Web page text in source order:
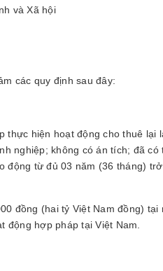
và Xã hội
các quy định sau đây:
thực hiện hoạt động cho thuê
nghiệp; không có án tích; đã
động từ đủ 03 năm (36 tháng)
đồng (hai tỷ Việt Nam đồng)
động hợp pháp tại Việt Nam.